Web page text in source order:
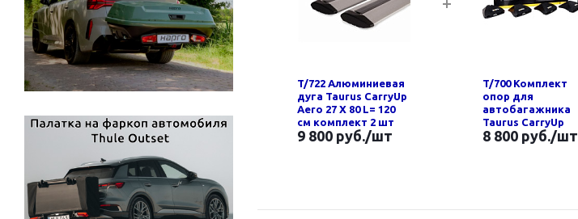
T/722 Алюминиевая
дуга Taurus CarryUp
Aero 27 Х 80 L= 120
см комплект 2 шт
9 800 руб./шт
T/700 Комплект
опор для
автобагажника
Taurus CarryUp
8 800 руб./шт